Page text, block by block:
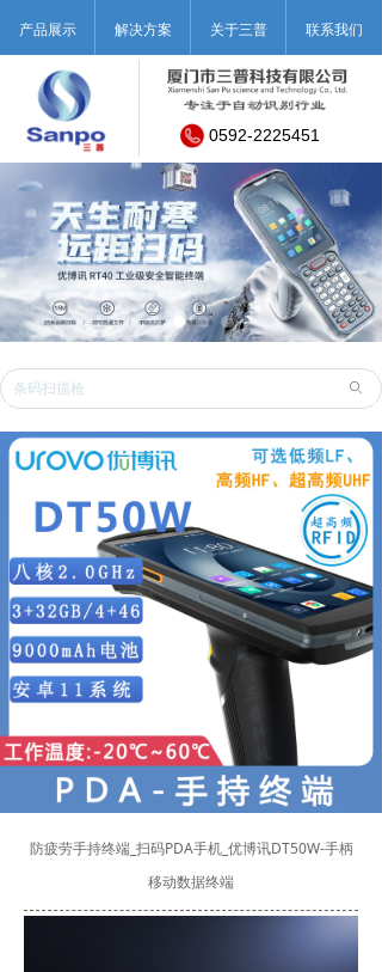
产品展示 解决方案 关于三普 联系我们
0592-2225451
防疲劳手持终端_扫码PDA手机_优博讯DT50W-手柄
移动数据终端
ꄙ